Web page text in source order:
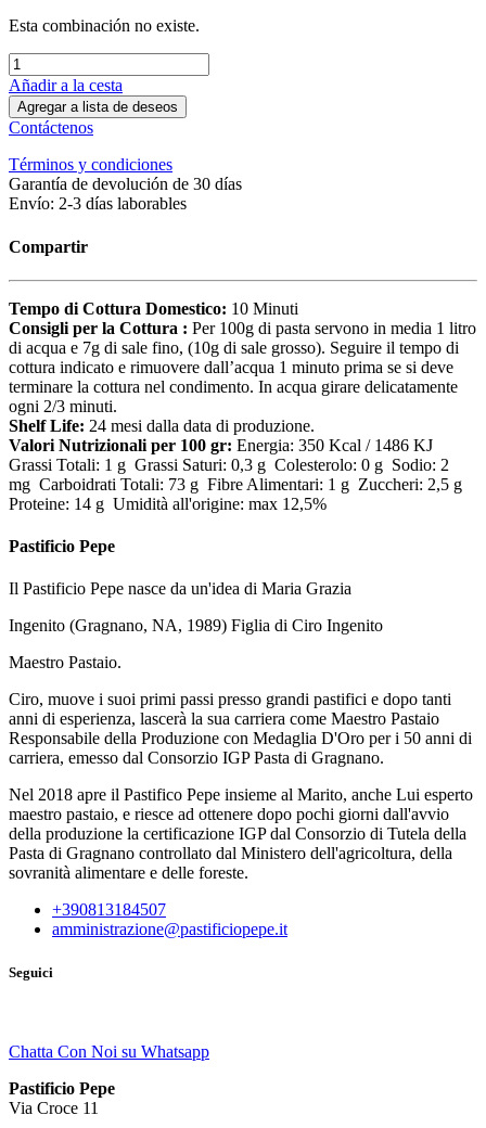
Esta combinación no existe.
Añadir a la cesta
Agregar a lista de deseos
Contáctenos
Términos y condiciones
Garantía de devolución de 30 días
Envío: 2-3 días laborables
Compartir
Tempo di Cottura Domestico: 10 Minuti
Consigli per la Cottura : Per 100g di pasta servono in media 1 litro
di acqua e 7g di sale fino, (10g di sale grosso). Seguire il tempo di
cottura indicato e rimuovere dall’acqua 1 minuto prima se si deve
terminare la cottura nel condimento. In acqua girare delicatamente
ogni 2/3 minuti.
Shelf Life: 24 mesi dalla data di produzione.
Valori Nutrizionali per 100 gr: Energia: 350 Kcal / 1486 KJ
Grassi Totali: 1 g Grassi Saturi: 0,3 g Colesterolo: 0 g Sodio: 2
mg Carboidrati Totali: 73 g Fibre Alimentari: 1 g Zuccheri: 2,5 g
Proteine: 14 g Umidità all'origine: max 12,5%
Pastificio Pepe
Il Pastificio Pepe nasce da un'idea di Maria Grazia
Ingenito (Gragnano, NA, 1989) Figlia di Ciro Ingenito
Maestro Pastaio.
Ciro, muove i suoi primi passi presso grandi pastifici e dopo tanti
anni di esperienza, lascerà la sua carriera come Maestro Pastaio
Responsabile della Produzione con Medaglia D'Oro per i 50 anni di
carriera, emesso dal Consorzio IGP Pasta di Gragnano.
Nel 2018 apre il Pastifico Pepe insieme al Marito, anche Lui esperto
maestro pastaio, e riesce ad ottenere dopo pochi giorni dall'avvio
della produzione la certificazione IGP dal Consorzio di Tutela della
Pasta di Gragnano controllato dal Ministero dell'agricoltura, della
sovranità alimentare e delle foreste.
+390813184507
amministrazione@pastificiopepe.it
Seguici
Chatta Con Noi su Whatsapp
Pastificio Pepe
Via Croce 11